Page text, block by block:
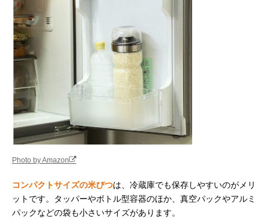
Photo by Amazon
コンパクトサイズの米びつは、冷蔵庫でも保存しやすいのがメリ
ットです。タッパーやボトル型容器のほか、真空パックやアルミ
パックなどの袋も小さいサイズがあります。